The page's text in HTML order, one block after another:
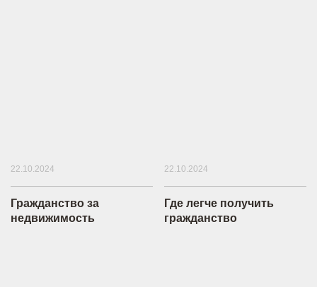
22.10.2024
Гражданство за
недвижимость
22.10.2024
Где легче получить
гражданство